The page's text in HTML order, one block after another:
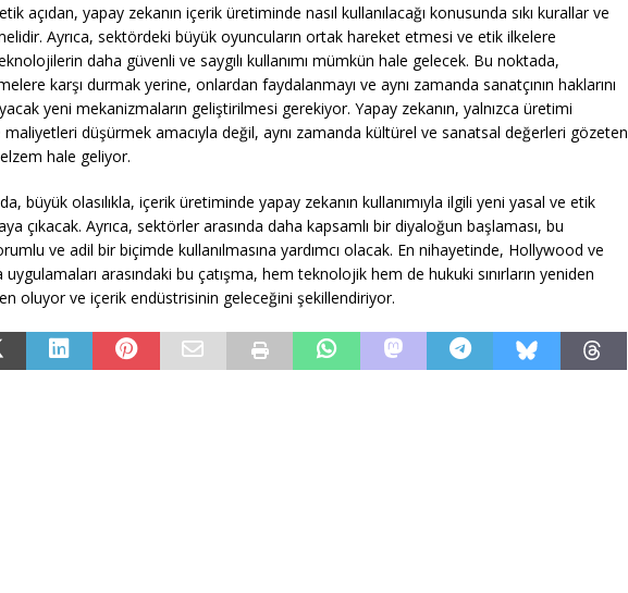
açıdan, yapay zekanın içerik üretiminde nasıl kullanılacağı konusunda sıkı kurallar ve
Ayrıca, sektördeki büyük oyuncuların ortak hareket etmesi ve etik ilkelere
daha güvenli ve saygılı kullanımı mümkün hale gelecek. Bu noktada,
karşı durmak yerine, onlardan faydalanmayı ve aynı zamanda sanatçının haklarını
yeni mekanizmaların geliştirilmesi gerekiyor. Yapay zekanın, yalnızca üretimi
maliyetleri düşürmek amacıyla değil, aynı zamanda kültürel ve sanatsal değerleri gözeten
hale geliyor.
büyük olasılıkla, içerik üretiminde yapay zekanın kullanımıyla ilgili yeni yasal ve etik
çıkacak. Ayrıca, sektörler arasında daha kapsamlı bir diyaloğun başlaması, bu
ve adil bir biçimde kullanılmasına yardımcı olacak. En nihayetinde, Hollywood ve
arasındaki bu çatışma, hem teknolojik hem de hukuki sınırların yeniden
oluyor ve içerik endüstrisinin geleceğini şekillendiriyor.